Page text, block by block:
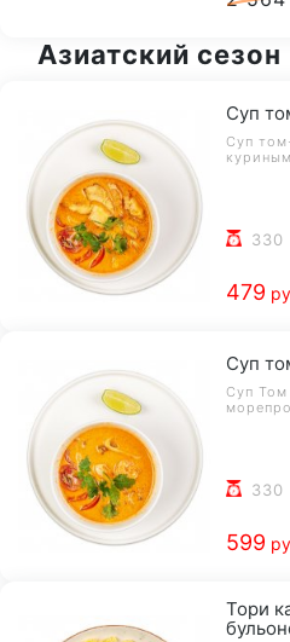
для
Азиатский сезон
Суп
Суп
330
479
Суп
Суп Том
330
599
Тори